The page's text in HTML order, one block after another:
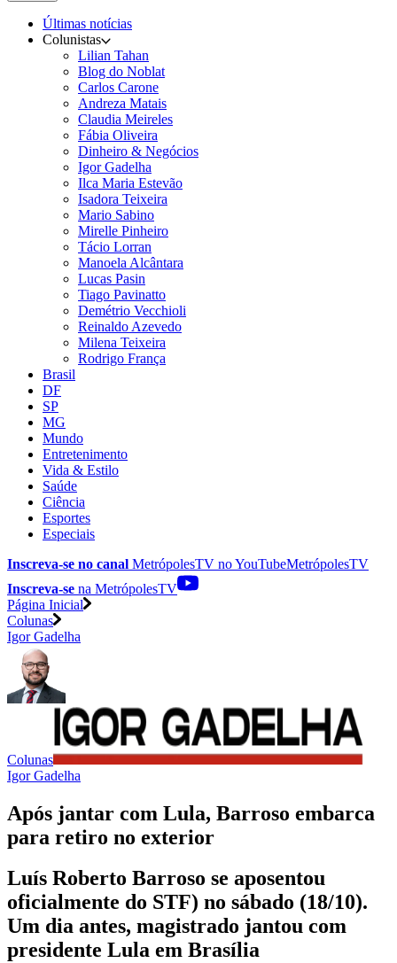
Últimas notícias
Colunistas
Lilian Tahan
Blog do Noblat
Carlos Carone
Andreza Matais
Claudia Meireles
Fábia Oliveira
Dinheiro & Negócios
Igor Gadelha
Ilca Maria Estevão
Isadora Teixeira
Mario Sabino
Mirelle Pinheiro
Tácio Lorran
Manoela Alcântara
Lucas Pasin
Tiago Pavinatto
Demétrio Vecchioli
Reinaldo Azevedo
Milena Teixeira
Rodrigo França
Brasil
DF
SP
MG
Mundo
Entretenimento
Vida & Estilo
Saúde
Ciência
Esportes
Especiais
Inscreva-se no canal MetrópolesTV noYouTubeMetrópolesTV
Inscreva-se na MetrópolesTV
Página Inicial
Colunas
Igor Gadelha
Colunas
Igor Gadelha
Após jantar com Lula, Barroso embarca
para retiro no exterior
Luís Roberto Barroso se aposentou
oficialmente do STF) no sábado (18/10).
Um dia antes, magistrado jantou com
presidente Lula em Brasília